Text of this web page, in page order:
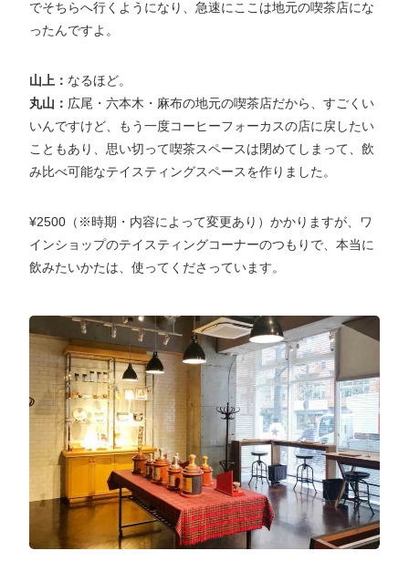
でそちらへ行くようになり、急速にここは地元の喫茶店にな
ったんですよ。
山上： なるほど。
丸山： 広尾・六本木・麻布の地元の喫茶店だから、すごくい
いんですけど、もう一度コーヒーフォーカスの店に戻したい
こともあり、思い切って喫茶スペースは閉めてしまって、飲
み比べ可能なテイスティングスペースを作りました。
¥2500（※時期・内容によって変更あり）かかりますが、ワ
インショップのテイスティングコーナーのつもりで、本当に
飲みたいかたは、使ってくださっています。